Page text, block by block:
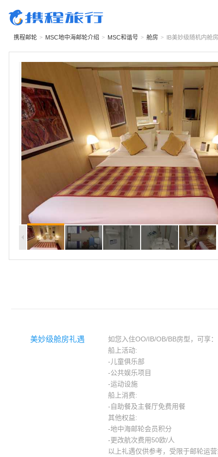
携程邮轮 > MSC地中海邮轮介绍 > MSC和谐号 > 舱房 > IB美妙级随机内舱房
美妙级舱房礼遇
如您入住OO/IB/OB/BB房型，可享：
船上活动:
-儿童俱乐部
-公共娱乐项目
-运动设施
船上消费:
-自助餐及主餐厅免费用餐
其他权益:
-地中海邮轮会员积分
-更改航次费用50欧/人
以上礼遇仅供参考，受限于邮轮运